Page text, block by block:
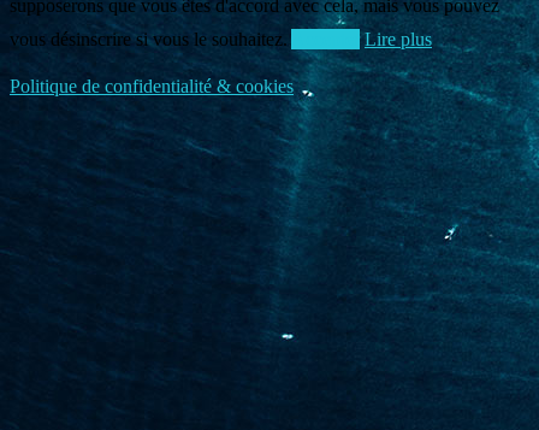
supposerons que vous êtes d'accord avec cela, mais vous pouvez
vous désinscrire si vous le souhaitez.
Lire plus
Politique de confidentialité & cookies